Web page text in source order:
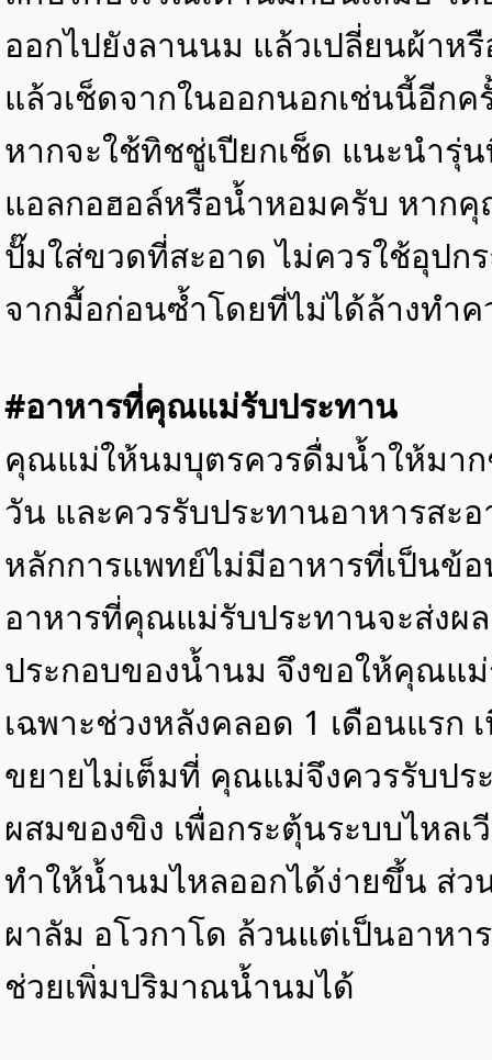
ออกไปยังลานนม แล้วเปลี่ยนผ้าห
แล้วเช็ดจากในออกนอกเช่นนี้อีกค
หากจะใช้ทิชชู่เปียกเช็ด แนะนำรุ่
แอลกอฮอล์หรือน้ำหอมครับ หาก
ปั๊มใส่ขวดที่สะอาด ไม่ควรใช้อุป
จากมื้อก่อนซ้ำโดยที่ไม่ได้ล้างทำ
#อาหารที่คุณแม่รับประทาน
คุณแม่ให้นมบุตรควรดื่มน้ำให้มา
วัน และควรรับประทานอาหารสะ
หลักการแพทย์ไม่มีอาหารที่เป็นข้
อาหารที่คุณแม่รับประทานจะส่งผ
ประกอบของน้ำนม จึงขอให้คุณแม่
เฉพาะช่วงหลังคลอด 1 เดือนแรก
ขยายไม่เต็มที่ คุณแม่จึงควรรับป
ผสมของขิง เพื่อกระตุ้นระบบไหล
ทำให้น้ำนมไหลออกได้ง่ายขึ้น ส่ว
ผาลัม อโวกาโด ล้วนแต่เป็นอาหา
ช่วยเพิ่มปริมาณน้ำนมได้